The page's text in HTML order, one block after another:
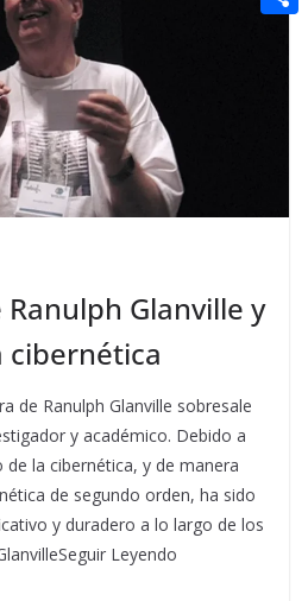
Glanville y
cibernética
de Ranulph Glanville sobresale
y académico. Debido a
la cibernética, y de manera
de segundo orden, ha sido
y duradero a lo largo de los
Leyendo
n
a
r
i